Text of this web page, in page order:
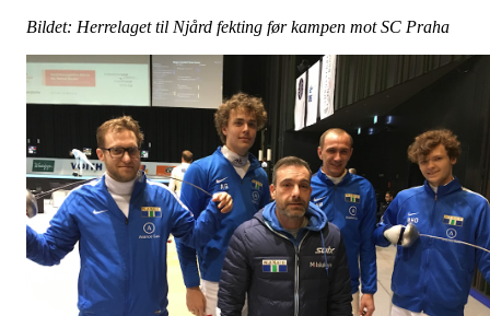
Bildet: Herrelaget til Njård fekting før kampen mot SC Praha